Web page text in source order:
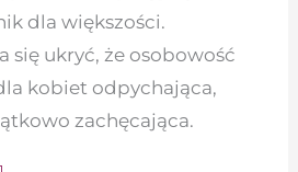
dla większości.
się ukryć, że osobowość
kobiet odpychająca,
zachęcająca.